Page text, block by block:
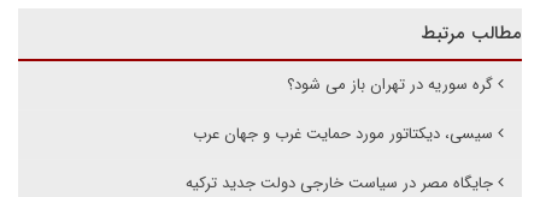
مطالب مرتبط
گره سوریه در تهران باز می شود؟
سیسی، دیکتاتور مورد حمایت غرب و جهان عرب
جایگاه مصر در سیاست خارجی دولت جدید ترکیه